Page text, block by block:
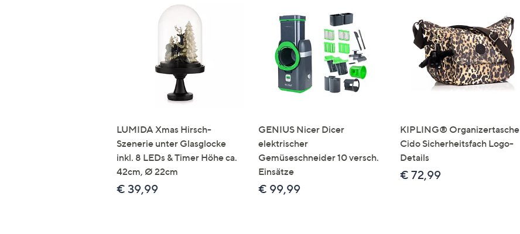
LUMIDA Xmas Hirsch-
Szenerie unter Glasglocke
inkl. 8 LEDs & Timer Höhe ca.
42cm, Ø 22cm
€ 39,99
GENIUS Nicer Dicer
elektrischer
Gemüseschneider 10 versch.
Einsätze
€ 99,99
KIPLING® Organizertasche
Cido Sicherheitsfach Logo-
Details
€ 72,99